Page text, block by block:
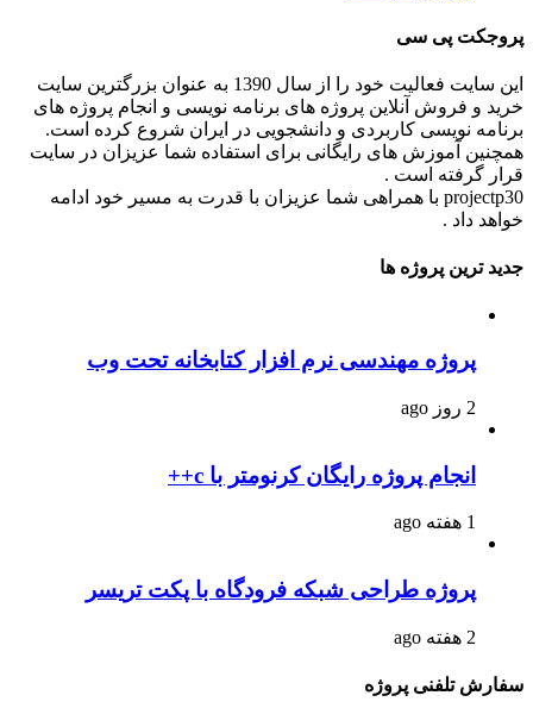
پروجکت پی سی
این سایت فعالیت خود را از سال 1390 به عنوان بزرگترین سایت
خرید و فروش آنلاین پروژه های برنامه نویسی و انجام پروژه های
برنامه نویسی کاربردی و دانشجویی در ایران شروع کرده است.
همچنین آموزش های رایگانی برای استفاده شما عزیزان در سایت
قرار گرفته است .
projectp30 با همراهی شما عزیزان با قدرت به مسیر خود ادامه
خواهد داد .
جدید ترین پروژه ها
پروژه مهندسی نرم افزار کتابخانه تحت وب
2 روز ago
انجام پروژه رایگان کرنومتر با c++
1 هفته ago
پروژه طراحی شبکه فرودگاه با پکت تریسر
2 هفته ago
سفارش تلفنی پروژه